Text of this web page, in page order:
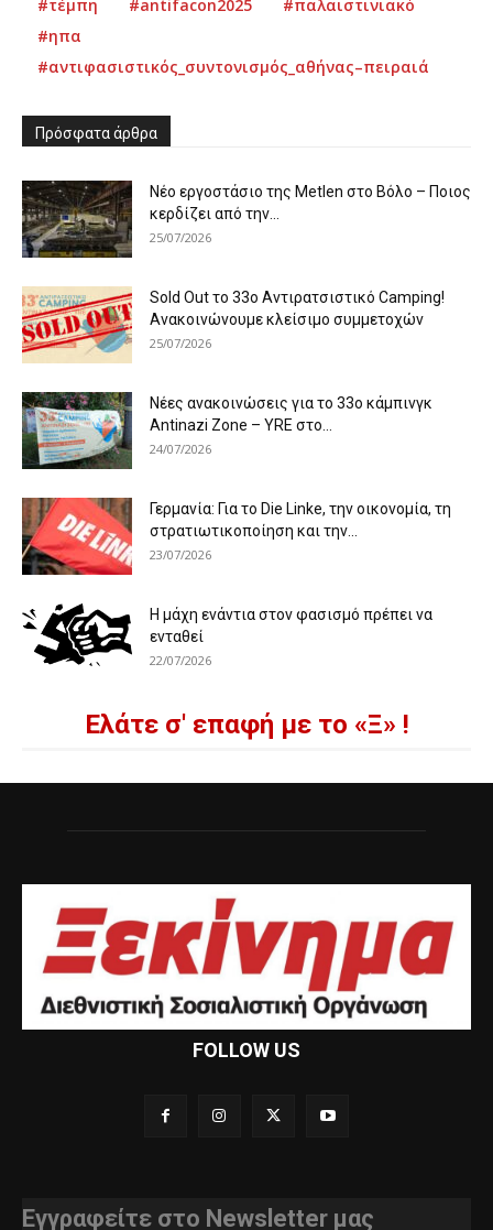
#τέμπη #antifacon2025
#παλαιστινιακό
#ηπα
#αντιφασιστικός_συντονισμός_αθήνας–πειραιά
Πρόσφατα άρθρα
Νέο εργοστάσιο της Metlen στο Βόλο – Ποιος
κερδίζει από την...
25/07/2026
Sold Out το 33ο Αντιρατσιστικό Camping!
Ανακοινώνουμε κλείσιμο συμμετοχών
25/07/2026
Νέες ανακοινώσεις για το 33ο κάμπινγκ
Antinazi Zone – YRE στο...
24/07/2026
Γερμανία: Για το Die Linke, την οικονομία, τη
στρατιωτικοποίηση και την...
23/07/2026
Η μάχη ενάντια στον φασισμό πρέπει να
ενταθεί
22/07/2026
Ελάτε σ' επαφή με το «Ξ» !
FOLLOW US
Εγγραφείτε στο Newsletter μας